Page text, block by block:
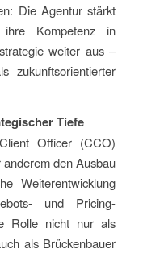
Die Agentur stärkt
Kompetenz in
weiter aus –
zukunftsorientierter
Tiefe
Officer (CCO)
den Ausbau
Weiterentwicklung
und Pricing-
Rolle nicht nur als
als Brückenbauer